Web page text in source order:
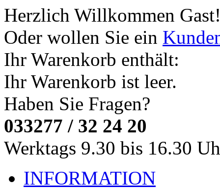
Herzlich Willkommen
Oder wollen Sie ein
Ihr Warenkorb enthält:
Ihr Warenkorb ist leer.
Haben Sie Fragen?
033277 / 32 24 20
Werktags 9.30 bis 16.30
INFORMATION